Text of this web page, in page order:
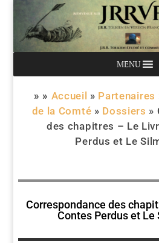
MENU
» » Accueil » Partenaires
de la Comté » Dossiers »
des chapitres – Le
Perdus et Le
Correspondance des
Contes Perdus et